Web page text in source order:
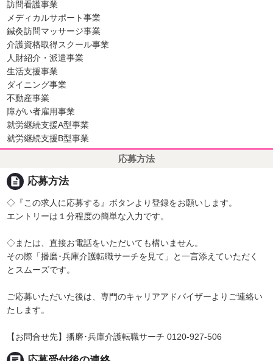
訪問看護事業
メディカルサポート事業
鍼灸訪問マッサージ事業
介護資格取得スクール事業
人財紹介・派遣事業
生活支援事業
ダイニング事業
不動産事業
障がい者雇用事業
就労継続支援A型事業
就労継続支援B型事業
応募方法
description 応募方法
◇『この求人に応募する』ボタンより登録をお願いします。
エントリーは１分程度の簡単な入力です。
◇または、直接お電話をいただいても構いません。
その際「播磨･兵庫介護転職サーチを見て」と一言添えていただく
とスムーズです。
ご応募いただいた後は、専門のキャリアアドバイザーよりご連絡い
たします。
【お問合せ先】播磨･兵庫介護転職サーチ 0120-927-506